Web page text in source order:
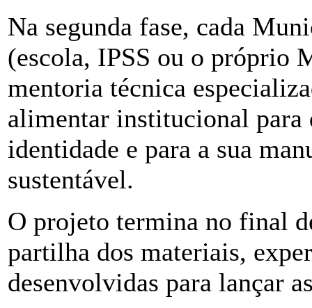
Na segunda fase, cada
(escola, IPSS ou o próprio
mentoria técnica
alimentar institucional para
identidade e para a sua
sustentável.
O projeto termina no final
partilha dos materiais,
desenvolvidas para lançar